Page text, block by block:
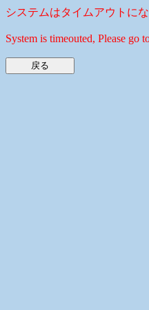
システムはタイムアウトに
System is timeouted, Please go